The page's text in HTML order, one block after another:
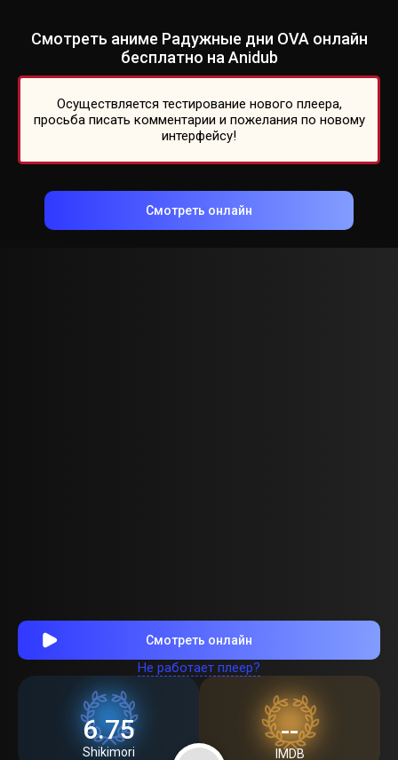
Смотреть аниме Радужные дни OVA онлайн
бесплатно на Anidub
Осуществляется тестирование нового плеера,
просьба писать комментарии и пожелания по новому
интерфейсу!
Смотреть онлайн
Смотреть онлайн
Не работает плеер?
6.75
Shikimori
--
IMDB